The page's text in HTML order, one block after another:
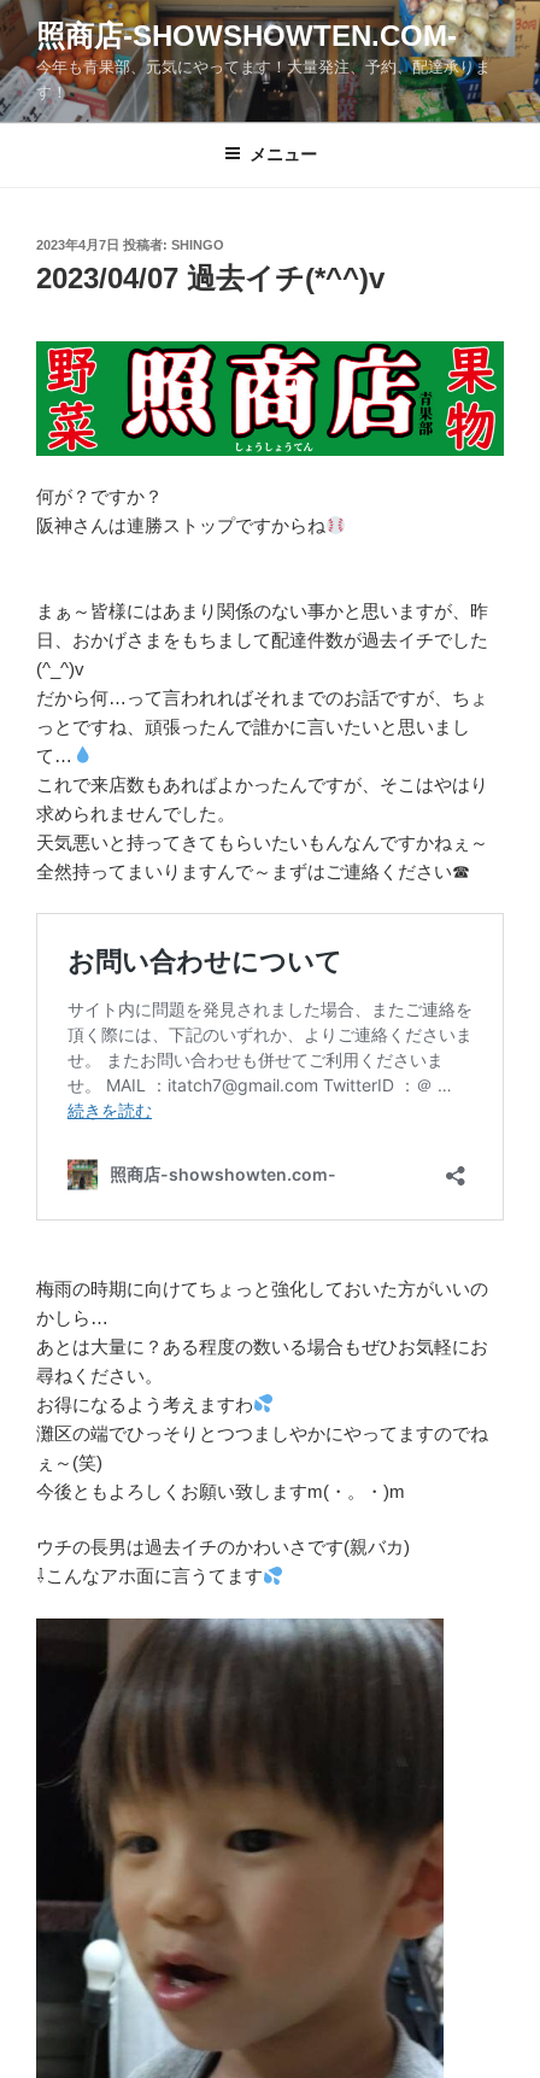
コ
テ
ン
ツ
照商店-SHOWSHOWTEN.COM-
今年も青果部、元気にやってます！大量発注、予約、配達承りま
す！
メニュー
投
稿
日:
2023年4月7日 投稿者: SHINGO
2023/04/07 過去イチ(*^^)v
何が？ですか？
阪神さんは連勝ストップですからね
まぁ～皆様にはあまり関係のない事かと思いますが、昨
日、おかげさまをもちまして配達件数が過去イチでした
(^_^)v
だから何…って言われればそれまでのお話ですが、ちょ
っとですね、頑張ったんで誰かに言いたいと思いまし
て…
これで来店数もあればよかったんですが、そこはやはり
求められませんでした。
天気悪いと持ってきてもらいたいもんなんですかねぇ～
全然持ってまいりますんで～まずはご連絡ください☎
梅雨の時期に向けてちょっと強化しておいた方がいいの
かしら…
あとは大量に？ある程度の数いる場合もぜひお気軽にお
尋ねください。
お得になるよう考えますわ
灘区の端でひっそりとつつましやかにやってますのでね
ぇ～(笑)
今後ともよろしくお願い致しますm(・。・)m
ウチの長男は過去イチのかわいさです(親バカ)
⇩こんなアホ面に言うてます